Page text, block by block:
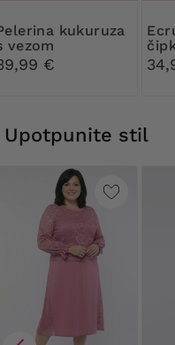
vezom
€
Ecru bluza s
Upotpunite stil